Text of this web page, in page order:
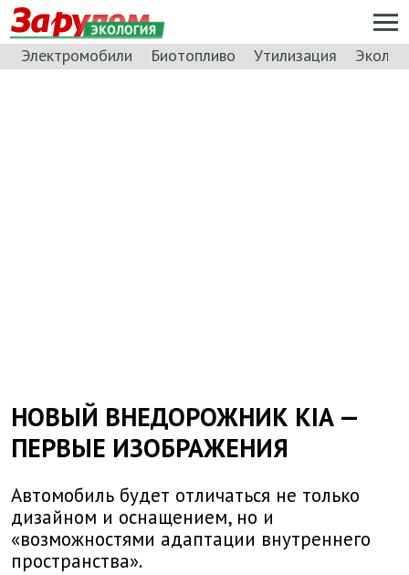
ЭКОЛОГИЯ
Электромобили Биотопливо Утилизация
НОВЫЙ ВНЕДОРОЖНИК KIA —
ПЕРВЫЕ ИЗОБРАЖЕНИЯ
Автомобиль будет отличаться не только
дизайном и оснащением, но и
«возможностями адаптации внутреннего
пространства».